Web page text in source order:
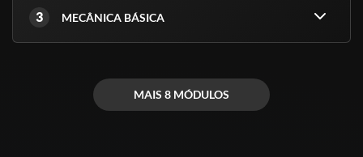
3 MECÂNICA BÁSICA
MAIS 8 MÓDULOS